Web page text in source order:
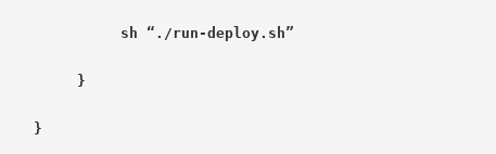
“./run-deploy.sh”